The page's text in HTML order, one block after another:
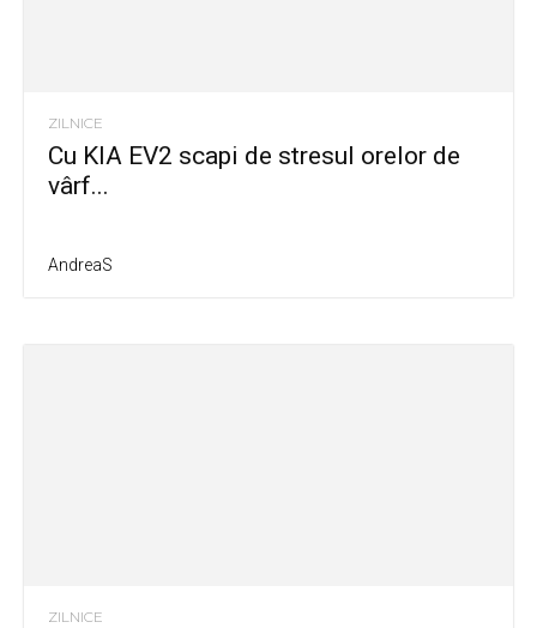
ZILNICE
Cu KIA EV2 scapi de stresul orelor de
vârf...
AndreaS
ZILNICE